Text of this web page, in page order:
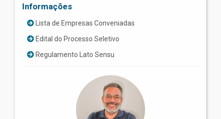
Informações
Lista de Empresas Conveniadas
Edital do Processo Seletivo
Regulamento Lato Sensu